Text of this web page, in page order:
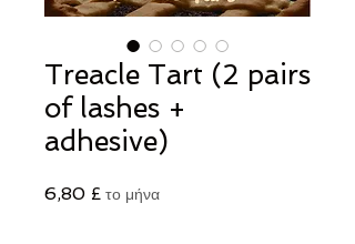
Treacle Tart (2 pairs
of lashes +
adhesive)
6,80 £Τιμή
το μήνα